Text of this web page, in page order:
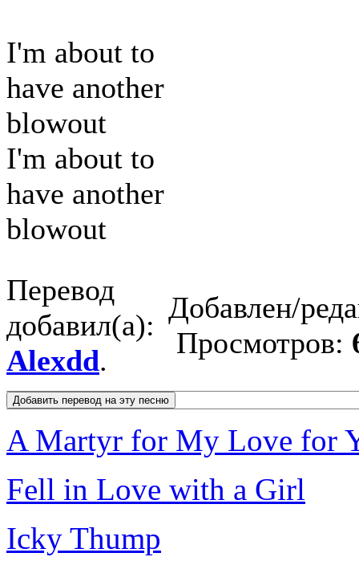
I'm about to
have another
blowout
I'm about to
have another
blowout
Перевод
добавил(а):
Alexdd.
Добавлен/
Просмотров:
A Martyr for My Love for
Fell in Love with a Girl
Icky Thump